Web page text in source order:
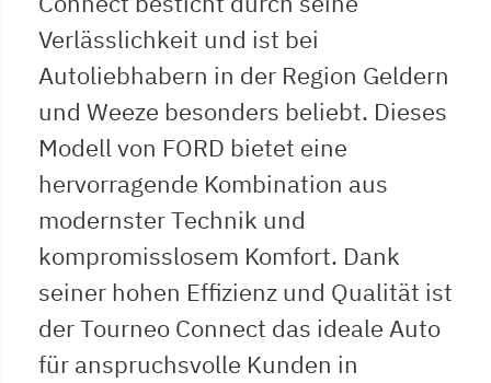
Verlässlichkeit und ist bei
Autoliebhabern in der Region Geldern
und Weeze besonders beliebt. Dieses
Modell von FORD bietet eine
hervorragende Kombination aus
modernster Technik und
kompromisslosem Komfort. Dank
seiner hohen Effizienz und Qualität ist
der Tourneo Connect das ideale Auto
für anspruchsvolle Kunden in